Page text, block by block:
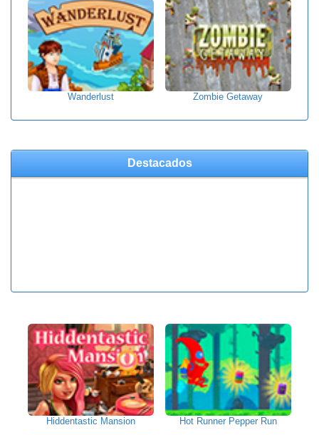
Wanderlust Zombie Getaway
Destacados
Hiddentastic Mansion Hot Runner Pepper Run